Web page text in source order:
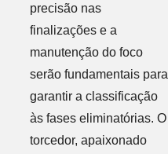
precisão nas
finalizações e a
manutenção do foco
serão fundamentais para
garantir a classificação
às fases eliminatórias. O
torcedor, apaixonado